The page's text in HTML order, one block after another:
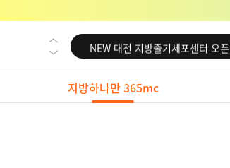
NEW 교대 지방줄기세포센터 오픈
NEW 대전 지방줄기세포센터 오픈
NEW 노원 지방줄기세포센터 오픈
NEW 미국 LA점 오픈
지방하나만 365mc